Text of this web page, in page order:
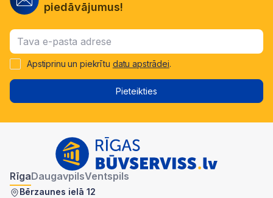
piedāvājumus!
Apstiprinu un piekrītu datu apstrādei.
Pieteikties
RīgaDaugavpilsVentspils
Bērzaunes ielā 12